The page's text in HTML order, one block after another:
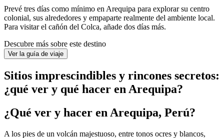
Prevé tres días como mínimo en Arequipa para explorar su centro
colonial, sus alrededores y empaparte realmente del ambiente local.
Para visitar el cañón del Colca, añade dos días más.
Descubre más sobre este destino
Ver la guía de viaje
Sitios imprescindibles y rincones secretos:
¿qué ver y qué hacer en Arequipa?
¿Qué ver y hacer en Arequipa, Perú?
A los pies de un volcán majestuoso, entre tonos ocres y blancos,